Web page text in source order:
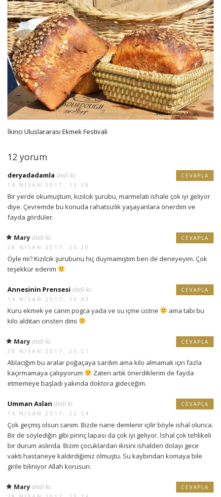
İkinci Uluslararası Ekmek Festivali
12 yorum
deryadadamla dedi ki:
14 NISAN 2017, 13:38
Bir yerde okumuştum, kızılcık şurubu, marmelatı ishale çok iyi geliyor
diye. Çevremde bu konuda rahatsızlık yaşayanlara önerdim ve
fayda gördüler.
CEVAPLA
Mary dedi ki:
28 NISAN 2017, 23:20
Öyle mi? Kızılcık şurubunu hiç duymamıştım ben de deneyeyim. Çok
teşekkür ederim
CEVAPLA
Annesinin Prensesi dedi ki:
14 NISAN 2017, 16:43
Kuru ekmek ye canm pogca yada ve su içme üstne
ama tabi bu
kilo aldıtan cinsten dimi
CEVAPLA
Mary dedi ki:
28 NISAN 2017, 23:21
Ablacığım bu aralar poğaçaya sardım ama kilo almamak için fazla
kaçırmamaya çalışıyorum
Zaten artık önerdiklerim de fayda
etmemeye başladı yakında doktora gideceğim.
CEVAPLA
Umman Aslan dedi ki:
14 NISAN 2017, 22:54
Çok geçmiş olsun canım. Bizde nane demlenir içilir böyle ishal olunca.
Bir de söylediğin gibi pirinç lapası da çok iyi geliyor. İshal çok tehlikeli
bir durum aslında. Bizim çocuklardan ikisini ishalden dolayı gece
vakti hastaneye kaldırdığımız olmuştu. Su kaybından komaya bile
girile biliniyor Allah korusun.
CEVAPLA
Mary dedi ki: CEVAPLA